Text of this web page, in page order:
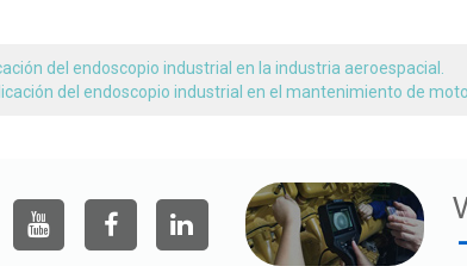
del endoscopio industrial en la industria aeroespacial.
del endoscopio industrial en el mantenimiento de